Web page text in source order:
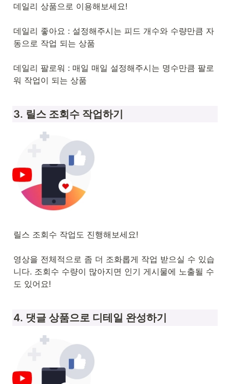
데일리 상품으로 이용해보세요!
데일리 좋아요 : 설정해주시는 피드 개수와 수량만큼 자
동으로 작업 되는 상품
데일리 팔로워 : 매일 매일 설정해주시는 명수만큼 팔로
워 작업이 되는 상품
3. 릴스 조회수 작업하기
릴스 조회수 작업도 진행해보세요!
영상을 전체적으로 좀 더 조화롭게 작업 받으실 수 있습
니다. 조회수 수량이 많아지면 인기 게시물에 노출될 수
도 있어요!
4. 댓글 상품으로 디테일 완성하기